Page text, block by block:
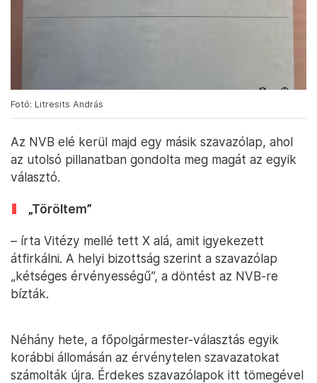
Fotó: Litresits András
Az NVB elé kerül majd egy másik szavazólap, ahol
az utolsó pillanatban gondolta meg magát az egyik
választó.
„Töröltem”
– írta Vitézy mellé tett X alá, amit igyekezett
átfirkálni. A helyi bizottság szerint a szavazólap
„kétséges érvényességű”, a döntést az NVB-re
bízták.
Néhány hete, a főpolgármester-választás egyik
korábbi állomásán az érvénytelen szavazatokat
számolták újra. Érdekes szavazólapok itt tömegével